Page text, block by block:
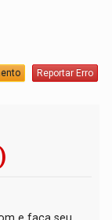
Reportar Erro